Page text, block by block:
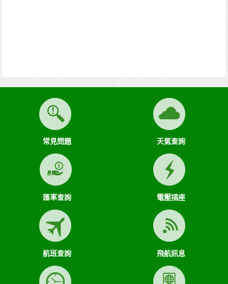
常見問題 天氣查詢
匯率查詢 電壓插座
航班查詢 飛航訊息